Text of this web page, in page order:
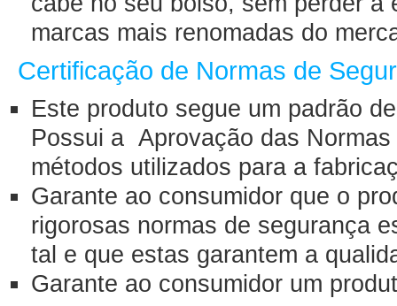
marcas mais renomadas do
Certificação de Normas de
Este produto segue um padrão
Possui a Aprovação das
métodos utilizados para a
Garante ao consumidor que o
rigorosas normas de segurança
tal e que estas garantem a
Garante ao consumidor um